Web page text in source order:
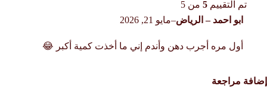
تم التقييم 5من 5
ابو احمد – الرياض–مايو 21, 2026
أول مره أجرب دهن وأندم إني ما أخذت كمية أكبر 😂
إضافة مراجعة